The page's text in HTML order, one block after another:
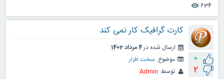
634
visibility
0
2
کارت گرافیک کار نمی کند
ارسال شده در4 مرداد 1402
موضوع: سخت افزار
توسط: Admin